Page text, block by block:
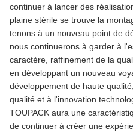
continuer à lancer des
plaine stérile se trouve la
tenons à un nouveau point de
nous continuerons à garder à
caractère, raffinement de la
en développant un nouveau
développement de haute
qualité et à l'innovation
TOUPACK aura une
de continuer à créer une